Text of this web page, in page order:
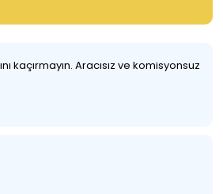
kaçırmayın. Aracısız ve komisyonsuz